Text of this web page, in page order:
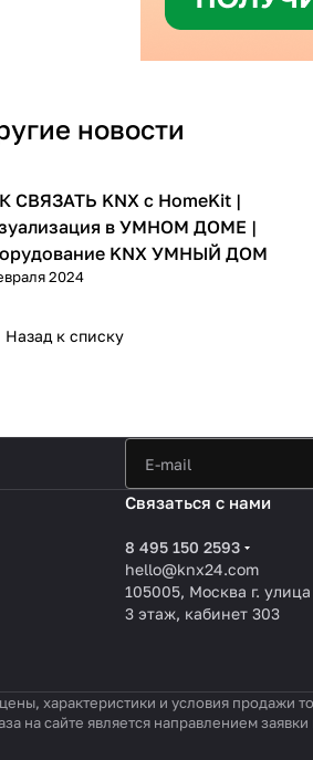
новости
Видеообзоры
СВЯЗАТЬ KNX c HomeKit |
в УМНОМ ДОМЕ |
KNX УМНЫЙ ДОМ
2024
Назад к списку
Связаться с нами
8 495 150 2593
hello@knx24.com
105005, Москва г.
3 этаж, кабинет 303
характеристики и условия продажи
на сайте является направлением